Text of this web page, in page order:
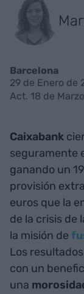
Barcelona
29 de Enero de
Act. 18 de
Caixabank
seguramente
ganando un
provisión
euros que la
de la crisis de
la misión de
Los
con un
una